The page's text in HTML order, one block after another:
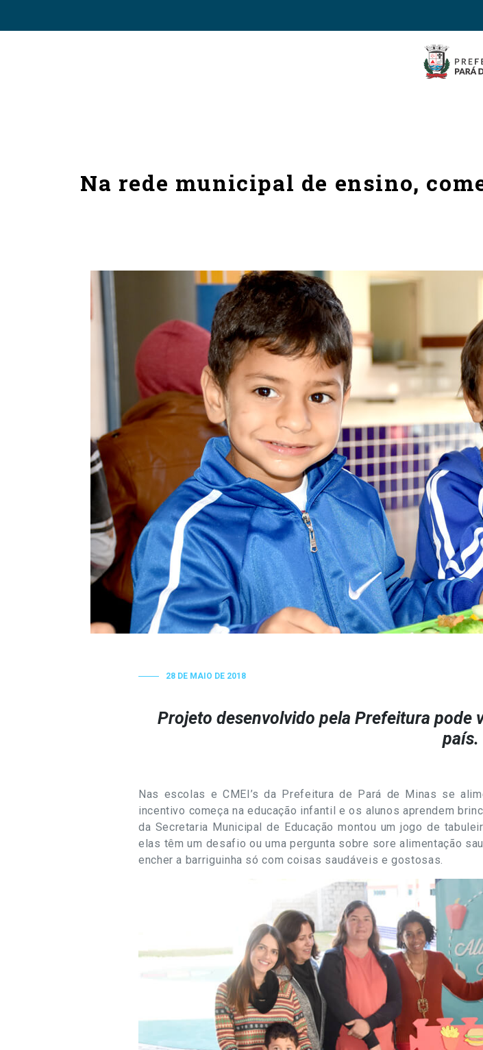
Na rede municipal de ensino,
28 DE MAIO DE 2018
Projeto desenvolvido pela Prefeitura pode
país.
Nas escolas e CMEI’s da Prefeitura de Pará de Minas se
incentivo começa na educação infantil e os alunos aprendem
da Secretaria Municipal de Educação montou um jogo de
elas têm um desafio ou uma pergunta sobre sore alimentação
encher a barriguinha só com coisas saudáveis e gostosas.